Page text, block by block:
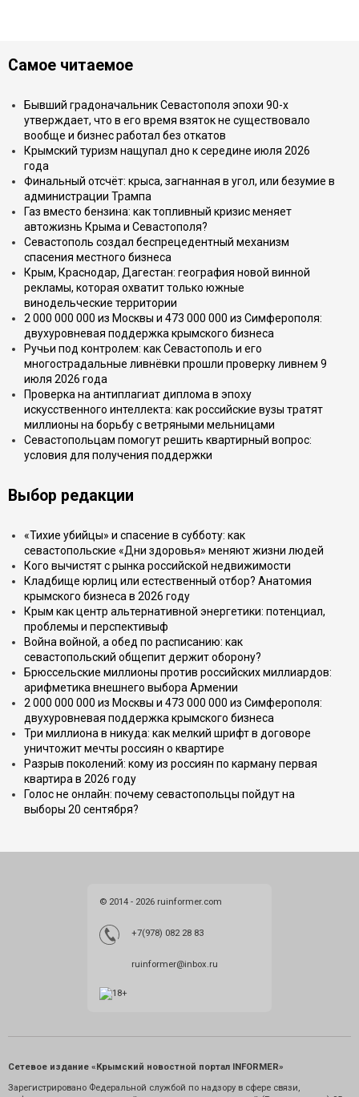
Самое читаемое
Бывший градоначальник Севастополя эпохи 90-х
утверждает, что в его время взяток не существовало
вообще и бизнес работал без откатов
Крымский туризм нащупал дно к середине июля 2026
года
Финальный отсчёт: крыса, загнанная в угол, или безумие в
администрации Трампа
Газ вместо бензина: как топливный кризис меняет
автожизнь Крыма и Севастополя?
Севастополь создал беспрецедентный механизм
спасения местного бизнеса
Крым, Краснодар, Дагестан: география новой винной
рекламы, которая охватит только южные
винодельческие территории
2 000 000 000 из Москвы и 473 000 000 из Симферополя:
двухуровневая поддержка крымского бизнеса
Ручьи под контролем: как Севастополь и его
многострадальные ливнёвки прошли проверку ливнем 9
июля 2026 года
Проверка на антиплагиат диплома в эпоху
искусственного интеллекта: как российские вузы тратят
миллионы на борьбу с ветряными мельницами
Севастопольцам помогут решить квартирный вопрос:
условия для получения поддержки
Выбор редакции
«Тихие убийцы» и спасение в субботу: как
севастопольские «Дни здоровья» меняют жизни людей
Кого вычистят с рынка российской недвижимости
Кладбище юрлиц или естественный отбор? Анатомия
крымского бизнеса в 2026 году
Крым как центр альтернативной энергетики: потенциал,
проблемы и перспективыф
Война войной, а обед по расписанию: как
севастопольский общепит держит оборону?
Брюссельские миллионы против российских миллиардов:
арифметика внешнего выбора Армении
2 000 000 000 из Москвы и 473 000 000 из Симферополя:
двухуровневая поддержка крымского бизнеса
Три миллиона в никуда: как мелкий шрифт в договоре
уничтожит мечты россиян о квартире
Разрыв поколений: кому из россиян по карману первая
квартира в 2026 году
Голос не онлайн: почему севастопольцы пойдут на
выборы 20 сентября?
© 2014 - 2026 ruinformer.com
+7(978) 082 28 83
ruinformer@inbox.ru
Сетевое издание «Крымский новостной портал INFORMER»
Зарегистрировано Федеральной службой по надзору в сфере связи,